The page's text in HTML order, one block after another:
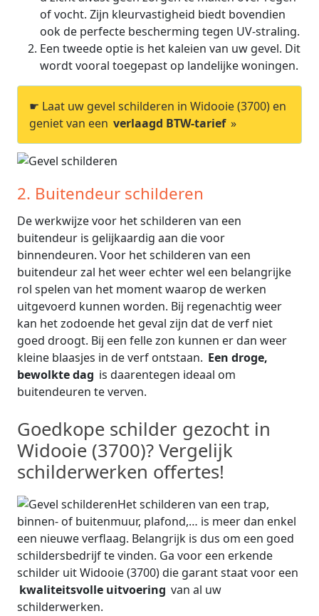
of vocht. Zijn kleurvastigheid biedt bovendien
ook de perfecte bescherming tegen UV-straling.
Een tweede optie is het kaleien van uw gevel. Dit
wordt vooral toegepast op landelijke woningen.
☛ Laat uw gevel schilderen in Widooie (3700) en
geniet van een verlaagd BTW-tarief »
2. Buitendeur schilderen
De werkwijze voor het schilderen van een
buitendeur is gelijkaardig aan die voor
binnendeuren. Voor het schilderen van een
buitendeur zal het weer echter wel een belangrijke
rol spelen van het moment waarop de werken
uitgevoerd kunnen worden. Bij regenachtig weer
kan het zodoende het geval zijn dat de verf niet
goed droogt. Bij een felle zon kunnen er dan weer
kleine blaasjes in de verf ontstaan. Een droge,
bewolkte dag is daarentegen ideaal om
buitendeuren te verven.
Goedkope schilder gezocht in
Widooie (3700)? Vergelijk
schilderwerken offertes!
Het schilderen van een trap,
binnen- of buitenmuur, plafond,… is meer dan enkel
een nieuwe verflaag. Belangrijk is dus om een goed
schildersbedrijf te vinden. Ga voor een erkende
schilder uit Widooie (3700) die garant staat voor een
kwaliteitsvolle uitvoering van al uw
schilderwerken.